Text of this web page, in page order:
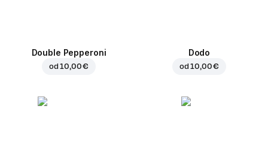
Double Pepperoni
od10,00 €
Dodo
od10,00 €